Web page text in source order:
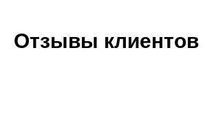
Отзывы клиентов